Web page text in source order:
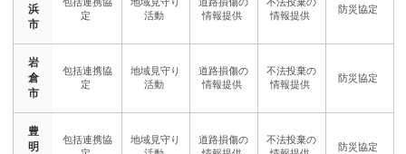
浜
市
岩
倉
市
豊
明